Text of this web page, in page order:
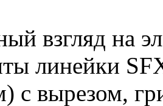
взгляд на
линейки
с вырезом,